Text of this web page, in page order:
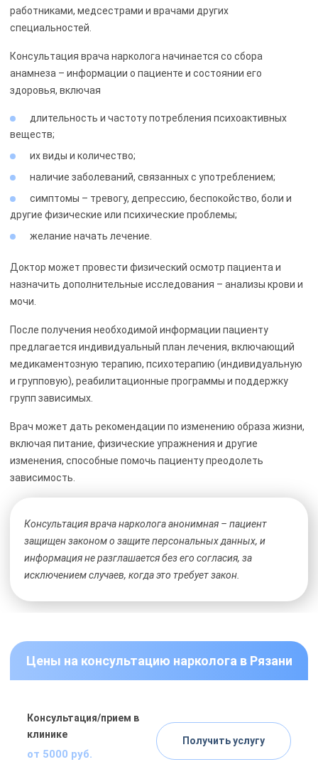
работниками, медсестрами и врачами других
специальностей.
Консультация врача нарколога начинается со сбора
анамнеза – информации о пациенте и состоянии его
здоровья, включая
длительность и частоту потребления психоактивных
веществ;
их виды и количество;
наличие заболеваний, связанных с употреблением;
симптомы – тревогу, депрессию, беспокойство, боли и
другие физические или психические проблемы;
желание начать лечение.
Доктор может провести физический осмотр пациента и
назначить дополнительные исследования – анализы крови и
мочи.
После получения необходимой информации пациенту
предлагается индивидуальный план лечения, включающий
медикаментозную терапию, психотерапию (индивидуальную
и групповую), реабилитационные программы и поддержку
групп зависимых.
Врач может дать рекомендации по изменению образа жизни,
включая питание, физические упражнения и другие
изменения, способные помочь пациенту преодолеть
зависимость.
Консультация врача нарколога анонимная – пациент
защищен законом о защите персональных данных, и
информация не разглашается без его согласия, за
исключением случаев, когда это требует закон.
Цены на консультацию нарколога в Рязани
Консультация/прием в
клинике
от 5000 руб.
Получить услугу